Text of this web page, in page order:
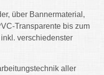
über Bannermaterial,
Transparente bis zum
verschiedenster
aller